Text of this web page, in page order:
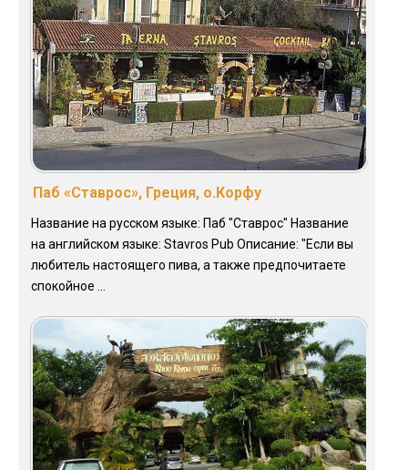
Паб «Ставрос», Греция, о.Корфу
Название на русском языке: Паб "Ставрос" Название
на английском языке: Stavros Pub Описание: "Если вы
любитель настоящего пива, а также предпочитаете
спокойное ...